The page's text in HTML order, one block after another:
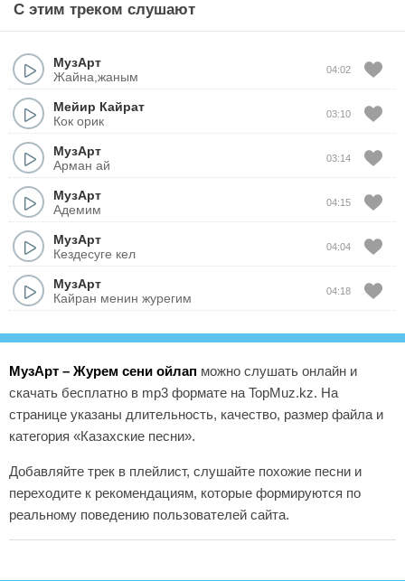
С этим треком слушают
МузАрт
Жайна,жаным
04:02
Мейир Кайрат
Кок орик
03:10
МузАрт
Арман ай
03:14
МузАрт
Адемим
04:15
МузАрт
Кездесуге кел
04:04
МузАрт
Кайран менин журегим
04:18
МузАрт – Журем сени ойлап можно слушать онлайн и
скачать бесплатно в mp3 формате на TopMuz.kz. На
странице указаны длительность, качество, размер файла и
категория «Казахские песни».
Добавляйте трек в плейлист, слушайте похожие песни и
переходите к рекомендациям, которые формируются по
реальному поведению пользователей сайта.